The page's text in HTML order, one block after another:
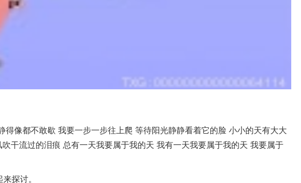
像都不敢歇 我要一步一步往上爬 等待阳光静静看着它的脸 小小的天有大大
干流过的泪痕 总有一天我要属于我的天 我有一天我要属于我的天 我要属于
探讨。